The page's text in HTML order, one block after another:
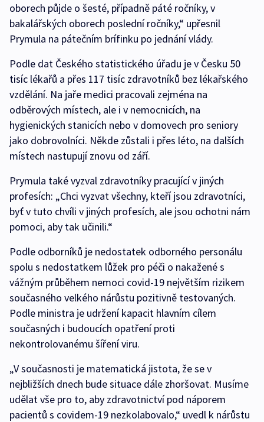
oborech půjde o šesté, případně páté ročníky, v
bakalářských oborech poslední ročníky,“ upřesnil
Prymula na pátečním brífinku po jednání vlády.
Podle dat Českého statistického úřadu je v Česku 50
tisíc lékařů a přes 117 tisíc zdravotníků bez lékařského
vzdělání. Na jaře medici pracovali zejména na
odběrových místech, ale i v nemocnicích, na
hygienických stanicích nebo v domovech pro seniory
jako dobrovolníci. Někde zůstali i přes léto, na dalších
místech nastupují znovu od září.
Prymula také vyzval zdravotníky pracující v jiných
profesích: „Chci vyzvat všechny, kteří jsou zdravotníci,
byť v tuto chvíli v jiných profesích, ale jsou ochotni nám
pomoci, aby tak učinili.“
Podle odborníků je nedostatek odborného personálu
spolu s nedostatkem lůžek pro péči o nakažené s
vážným průběhem nemoci covid-19 největším rizikem
současného velkého nárůstu pozitivně testovaných.
Podle ministra je udržení kapacit hlavním cílem
současných i budoucích opatření proti
nekontrolovanému šíření viru.
„V současnosti je matematická jistota, že se v
nejbližších dnech bude situace dále zhoršovat. Musíme
udělat vše pro to, aby zdravotnictví pod náporem
pacientů s covidem-19 nezkolabovalo,“ uvedl k nárůstu